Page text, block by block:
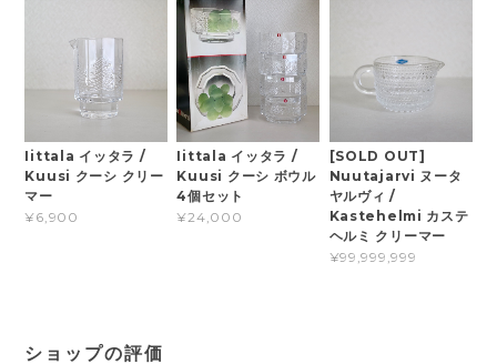
Iittala イッタラ /
Kuusi クーシ クリー
マー
¥6,900
Iittala イッタラ /
Kuusi クーシ ボウル
4個セット
¥24,000
[SOLD OUT]
Nuutajarvi ヌータ
ヤルヴィ /
Kastehelmi カステ
ヘルミ クリーマー
¥99,999,999
ショップの評価